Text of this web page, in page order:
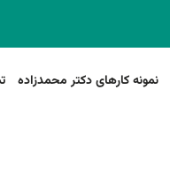
نمونه کارهای دکتر محمدزاده